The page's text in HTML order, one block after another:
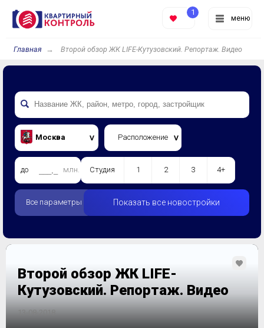
меню
1
Главная Второй обзор ЖК LIFE-Кутузовский. Репортаж. Видео
Москва Расположение
до млн. Студия 1 2 3 4+
Все параметры Показать все новостройки
Второй обзор ЖК LIFE-
Кутузовский. Репортаж. Видео